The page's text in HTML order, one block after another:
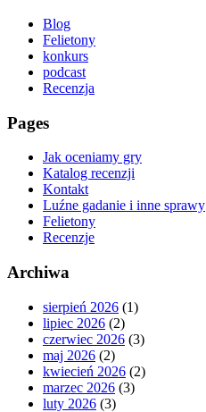
Blog
Felietony
konkurs
podcast
Recenzja
Pages
Jak oceniamy gry
Katalog recenzji
Kontakt
Luźne gadanie i inne sprawy
Felietony
Recenzje
Archiwa
sierpień 2026 (1)
lipiec 2026 (2)
czerwiec 2026 (3)
maj 2026 (2)
kwiecień 2026 (2)
marzec 2026 (3)
luty 2026 (3)